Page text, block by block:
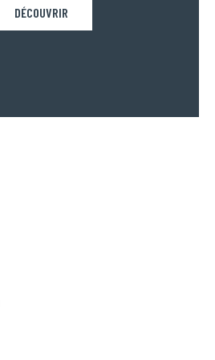
DÉCOUVRIR